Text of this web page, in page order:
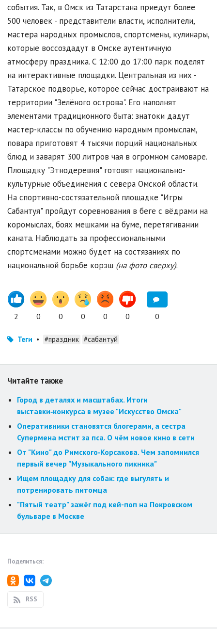
события. Так, в Омск из Татарстана приедут более
500 человек - представители власти, исполнители,
мастера народных промыслов, спортсмены, кулинары,
которые воссоздадут в Омске аутентичную
атмосферу праздника. С 12:00 до 17:00 парк поделят
на интерактивные площадки. Центральная из них -
Татарское подворье, которое сейчас достраивают на
территории "Зелёного острова". Его наполнят
элементами традиционного быта: знатоки дадут
мастер-классы по обучению народным промыслам,
повара приготовят 4 тысячи порций национальных
блюд и заварят 300 литров чая в огромном самоваре.
Площадку "Этнодеревня" готовят национально-
культурные объединения с севера Омской области.
На спортивно-состязательной площадке "Игры
Сабантуя" пройдут соревнования в беге с вёдрами на
коромыслах, боях мешками на буме, перетягивании
каната. Наблюдать за профессиональными
спортсменами можно будет на состязаниях по
национальной борьбе корэш (на фото сверху).
2 0 0 0 0 0 0
Теги • #праздник #сабантуй
Читайте также
Город в деталях и масштабах. Итоги
выставки‑конкурса в музее "Искусство Омска"
Оперативники становятся блогерами, а сестра
Супермена мстит за пса. О чём новое кино в сети
От "Кино" до Римского‑Корсакова. Чем запомнился
первый вечер "Музыкального пикника"
Ищем площадку для собак: где выгулять и
потренировать питомца
"Пятый театр" зажёг под кей-поп на Покровском
бульваре в Москве
Поделиться:
RSS